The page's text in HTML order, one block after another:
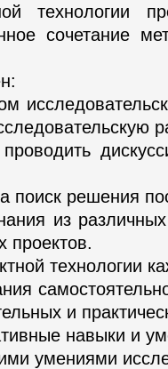
технологии
сочетание
поиск решения
из
проектов.
технологии
и
навыки и
умениями